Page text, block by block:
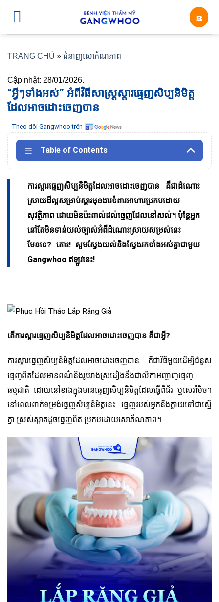
☎︎
TRANG CHỦ » ជំនាញសោភ័ណភាព
Cập nhật: 28/01/2026.
“អ្វីៗទាំងអស់” អំពីវិធីសាស្រ្តស្តារធ្មេញសិប្បនិមិត្ត
ដែលអាចដោះចេញបាន
Theo dõi Gangwhoo trên
Table of Contents
ការស្តារធ្មេញសិប្បនិមិត្តដែលអាចដោះចេញបាន គឺជាដំណោះ
ស្រាយដ៏ល្អសម្រាប់ស្តារមុខងារទំពារអាហារប្រកបដោយ
សុវត្ថិភាព ដោយមិនប៉ះពាល់ដល់ធ្មេញដែលនៅសល់។ ប៉ុន្តែអ្នក
នៅតែមិនទាន់យល់ច្បាស់អំពីដំណោះស្រាយសម្រស់នេះ
មែនទេ? តោះ! សូមស្វែងយល់និងស្វែងរកទាំងអស់គ្នាជាមួយ
Gangwhoo ឥឡូវនេះ!
តើការស្តារធ្មេញសិប្បនិមិត្តដែលអាចដោះចេញបាន គឺជាអ្វី?
ការស្តារធ្មេញសិប្បនិមិត្តដែលអាចដោះចេញបាន គឺជាវិធីមួយដើម្បីជំនួស
ធ្មេញពិតដែលមានពណ៌និងរូបរាងស្រដៀងនឹងជាលិកាអញ្ចាញធ្មេញ
ធម្មជាតិ ដោយនៅខាងក្នុងមានធ្មេញសិប្បនិមិត្តដែលធ្វើពីជ័រ ឬសេរ៉ាមិច។
នៅពេលពាក់ទម្រង់ធ្មេញសិប្បនិមិត្តនេះ ធ្មេញរបស់អ្នកនឹងក្លាយទៅជាស្មើ
គ្នា ស្រស់ស្អាតដូចធ្មេញពិត ប្រកបដោយសោភ័ណភាព។